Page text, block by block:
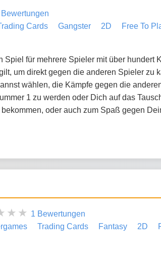
Bewertungen
Cards Gangster 2D Free To
Spiel für mehrere Spieler mit über hundert
um direkt gegen die anderen Spieler zu
wählen, die Kämpfe gegen die
1 zu werden oder Dich auf das
oder auch zum Spaß gegen
1 Bewertungen
Trading Cards Fantasy 2D